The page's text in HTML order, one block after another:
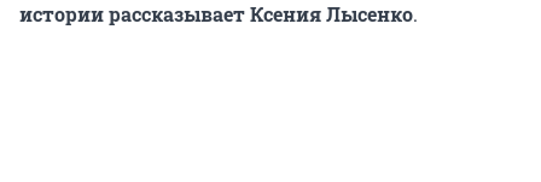
истории рассказывает Ксения Лысенко.